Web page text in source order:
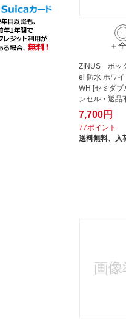
＋
ZINUS ボッ
el 防水 ホワ
WH [セミダブ
ンセル・返品
7,700円
77ポイント
送料無料、
入